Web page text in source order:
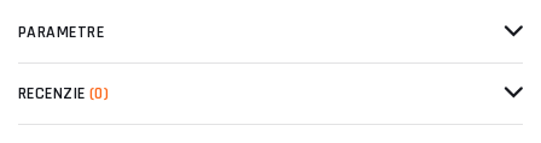
PARAMETRE
RECENZIE (0)